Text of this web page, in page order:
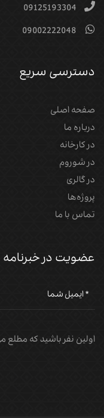
09125193304
09002222048
دسترسی سریع
صفحه اصلی
درباره ما
در کارخانه
در شوروم
در گالری
پروژه‌‌ها
تماس با ما
عضویت در خبرنامه
اولین نفر باشید که مطلع